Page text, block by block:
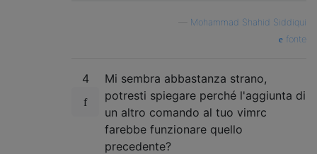
Mohammad Shahid Siddiqui
fonte
4
Mi sembra abbastanza strano,
potresti spiegare perché l'aggiunta di
un altro comando al tuo vimrc
farebbe funzionare quello
precedente?